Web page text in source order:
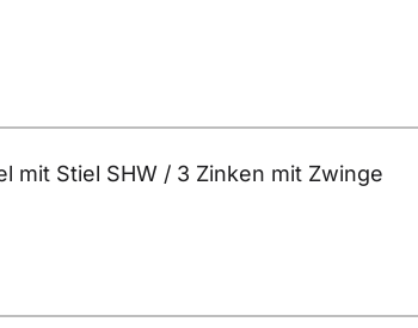
mit Stiel SHW / 3 Zinken mit Zwinge